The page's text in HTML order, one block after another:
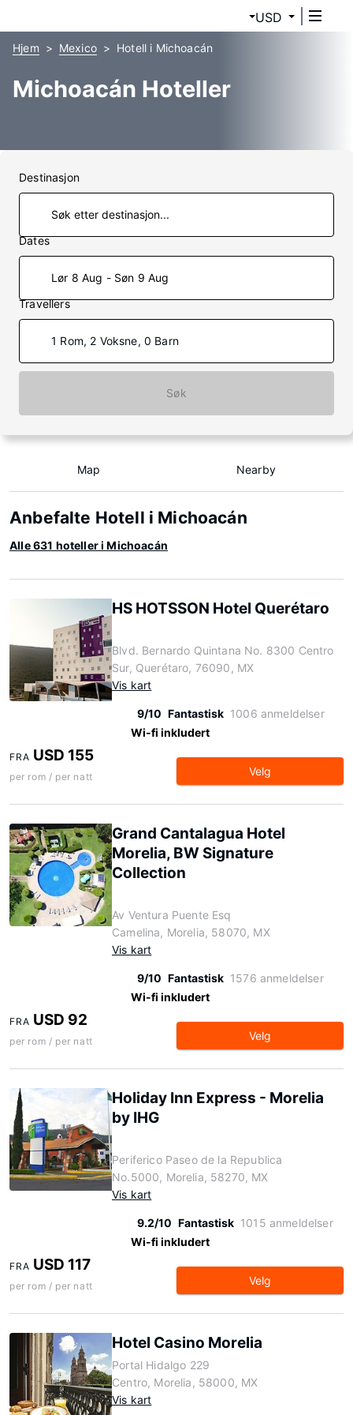
USD
Hjem Mexico Hotell i Michoacán
Michoacán Hoteller
Destinasjon
Dates
Lør 8 Aug - Søn 9 Aug
Travellers
1 Rom, 2 Voksne, 0 Barn
Søk
Map Nearby
Anbefalte Hotell i Michoacán
Alle 631 hoteller i Michoacán
HS HOTSSON Hotel Querétaro
Blvd. Bernardo Quintana No. 8300 Centro
Sur, Querétaro, 76090, MX
Vis kart
9/10 Fantastisk 1006 anmeldelser
Wi-fi inkludert
FRA USD 155
per rom / per natt Velg
Grand Cantalagua Hotel
Morelia, BW Signature
Collection
Av Ventura Puente Esq
Camelina, Morelia, 58070, MX
Vis kart
9/10 Fantastisk 1576 anmeldelser
Wi-fi inkludert
FRA USD 92
per rom / per natt Velg
Holiday Inn Express - Morelia
by IHG
Periferico Paseo de la Republica
No.5000, Morelia, 58270, MX
Vis kart
9.2/10 Fantastisk 1015 anmeldelser
Wi-fi inkludert
FRA USD 117
per rom / per natt Velg
Hotel Casino Morelia
Portal Hidalgo 229
Centro, Morelia, 58000, MX
Vis kart